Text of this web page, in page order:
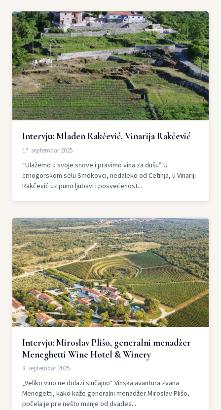
Intervju: Mladen Rakčević, Vinarija Rakčević
17. septembar 2025.
“Ulažemo u svoje snove i pravimo vina za dušu” U
crnogorskom selu Smokovci, nedaleko od Cetinja, u Vinariji
Rakčević uz puno ljubavi i posvećenost...
Intervju: Miroslav Plišo, generalni menadžer
Meneghetti Wine Hotel & Winery
8. septembar 2025.
„Veliko vino ne dolazi slučajno“ Vinska avantura zvana
Menegetti, kako kaže generalni menadžer Miroslav Plišo,
počela je pre nešto manje od dvades...